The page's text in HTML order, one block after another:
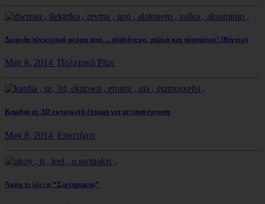
Δωρεάν ηλεκτρικό ρεύμα από… αλατόνερο, χαλκό και αλουμίνιο! (Βίντεο)
May 8, 2014 Πολεμικό Plus
Καρδιά σε 3D εκτυπωτή έτοιμη για μεταμόσχευση
May 8, 2014 Επιστήμη
Άκου τι λέει ο “Σωτηρακης”